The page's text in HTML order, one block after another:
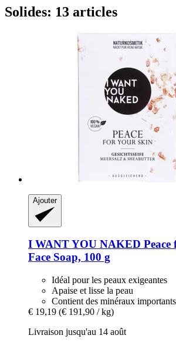
Solides: 13 articles
Ajouter
I WANT YOU NAKED
Face Soap, 100 g
Idéal pour les peaux exigeantes
Apaise et lisse la peau
Contient des minéraux importants
€ 19,19 (€ 191,90 / kg)
Livraison jusqu'au 14 août